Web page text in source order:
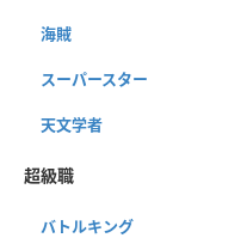
海賊
スーパースター
天文学者
超級職
バトルキング